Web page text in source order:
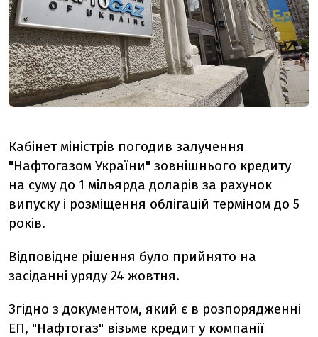
Кабінет міністрів погодив залучення
"Нафтогазом України" зовнішнього кредиту
на суму до 1 мільярда доларів за рахунок
випуску і розміщення облігацій терміном до 5
років.
Відповідне рішення було прийнято на
засіданні уряду 24 жовтня.
Згідно з документом, який є в розпорядженні
ЕП, "Нафтогаз" візьме кредит у компанії